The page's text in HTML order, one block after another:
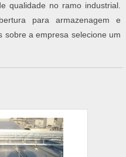
qualidade no ramo industrial.
para armazenagem e
sobre a empresa selecione um